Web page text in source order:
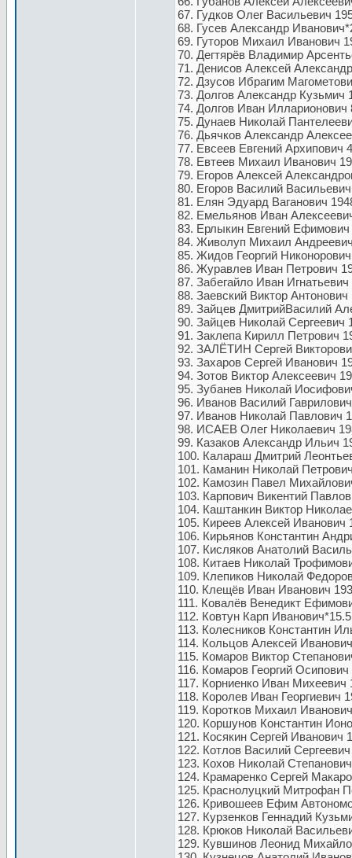
67. Гудков Олег Васильевич
68. Гусев Александр
69. Гуторов Михаил Иванович
70. Дегтярёв Владимир
71. Денисов Алексей
72. Дзусов Ибрагим
73. Долгов Александр Кузьмич
74. Долгов Иван Илларионович
75. Дунаев Николай
76. Дьячков Александр
77. Евсеев Евгений Архипович
78. Евтеев Михаил Иванович
79. Егоров Алексей
80. Егоров Василий
81. Елян Эдуард Ваганович
82. Емельянов Иван
83. Ерлыкин Евгений Ефимович
84. Живолуп Михаил
85. Жидов Георгий
86. Журавлев Иван Петрович
87. Забегайло Иван
88. Заевский Виктор Антонович
89. Зайцев ДмитрийВасилий
90. Зайцев Николай Сергеевич
91. Заклепа Кирилл Петрович
92. ЗАЛЁТИН Сергей
93. Захаров Сергей Иванович
94. Зотов Виктор Алексеевич
95. Зубанев Николай
96. Иванов Василий
97. Иванов Николай Павлович
98. ИСАЕВ Олег Николаевич
99. Казаков Александр Ильич
100. Калараш Дмитрий
101. Каманин Николай
102. Камозин Павел
103. Карпович Викентий
104. Каштанкин Виктор
105. Киреев Алексей Иванович
106. Кирьянов Константин
107. Кисляков Анатолий
108. Китаев Николай
109. Клепиков Николай
110. Клещёв Иван Иванович
111. Ковалёв Венедикт
112. Ковтун Карп
113. Колесников Константин
114. Кольцов Алексей
115. Комаров Виктор
116. Комаров Георгий
117. Корниенко Иван Михеевич
118. Королев Иван Георгиевич
119. Коротков Михаил
120. Коршунов Константин
121. Косякин Сергей Иванович
122. Котлов Василий
123. Кохов Николай
124. Крамаренко Сергей
125. Краснолуцкий Митрофан
126. Кривошеев Ефим
127. Курзенков Геннадий
128. Крюков Николай
129. Кувшинов Леонид